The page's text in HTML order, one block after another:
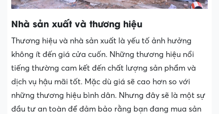
Nhà sản xuất và thương hiệu
Thương hiệu và nhà sản xuất là yếu tố ảnh hưởng
không ít đến giá cửa cuốn. Những thương hiệu nổi
tiếng thường cam kết đến chất lượng sản phẩm và
dịch vụ hậu mãi tốt. Mặc dù giá sẽ cao hơn so với
những thương hiệu bình dân. Nhưng đây sẽ là một sự
đầu tư an toàn để đảm bảo rằng bạn đang mua sản